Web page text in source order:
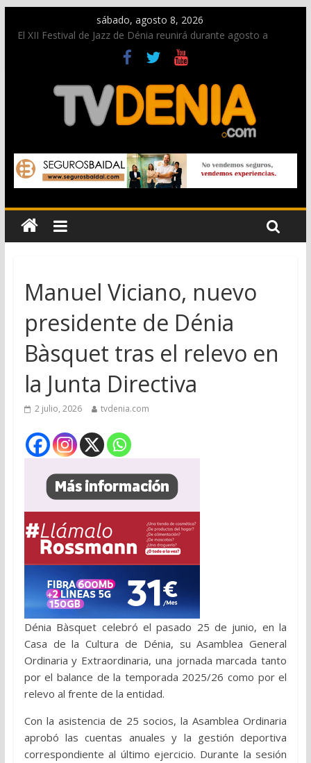
sábado, agosto 8, 2026
El XII Festival de Jazz de Dénia reunirá durante agosto a
figuras nacionales e internacionales en los Jardins de
Una nueva oportunidad para donar sangre en Cruz Roja
El bando moro protagonista en la Segunda Entraeta Festera
Paco Adsuar dona al Arxiu de Dénia más de 50.000 imágenes
La Entraeta Festera llena de ambiente la calle Marqués de
Campo con la recepción a la Capitanía Cristiana
Manuel Viciano, nuevo
presidente de Dénia
Bàsquet tras el relevo en
la Junta Directiva
2 julio, 2026 tvdenia.com
Dénia Bàsquet celebró el pasado 25 de junio, en la
Casa de la Cultura de Dénia, su Asamblea General
Ordinaria y Extraordinaria, una jornada marcada tanto
por el balance de la temporada 2025/26 como por el
relevo al frente de la entidad.
Con la asistencia de 25 socios, la Asamblea Ordinaria
aprobó las cuentas anuales y la gestión deportiva
correspondiente al último ejercicio. Durante la sesión